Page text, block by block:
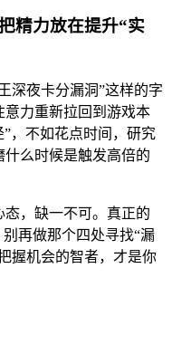
精力放在提升“实
深夜卡分漏洞”这样的字
意力重新拉回到游戏本
”，不如花点时间，研究
么时候是触发高倍的
，缺一不可。真正的
再做那个四处寻找“漏
握机会的智者，才是你